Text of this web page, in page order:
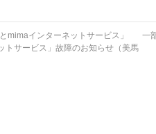
mimaインターネットサービス」
トサービス」故障のお知らせ（美馬
一